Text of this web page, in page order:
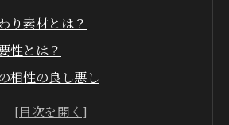
り素材とは？
性とは？
相性の良し悪し
作品の世界観の変化